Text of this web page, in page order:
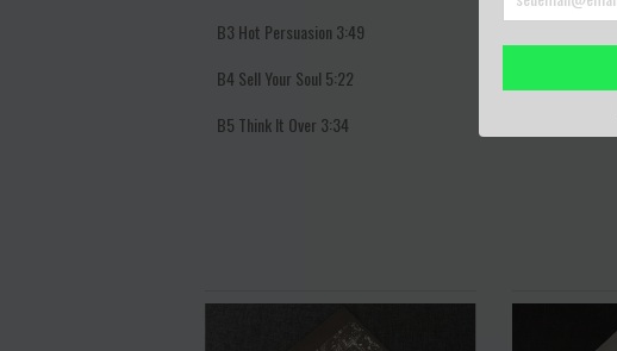
B3 Hot Persuasion 3:49
B4 Sell Your Soul 5:22
B5 Think It Over 3:34